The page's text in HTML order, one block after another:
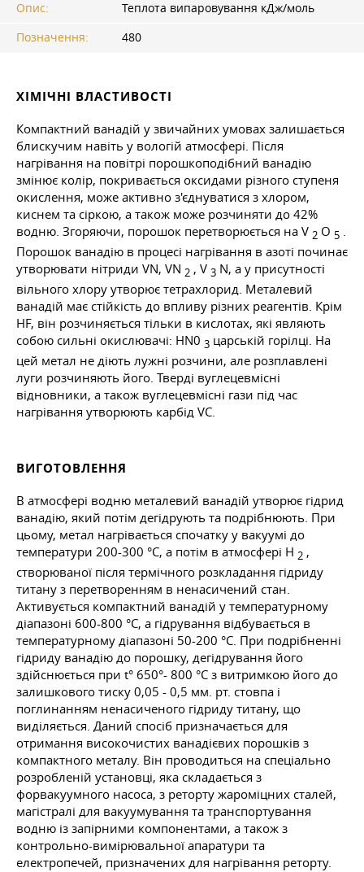
Опис:
Теплота випаровування кДж/моль
Позначення:
480
ХІМІЧНІ ВЛАСТИВОСТІ
Компактний ванадій у звичайних умовах залишається
блискучим навіть у вологій атмосфері. Після
нагрівання на повітрі порошкоподібний ванадію
змінює колір, покривається оксидами різного ступеня
окислення, може активно з'єднуватися з хлором,
киснем та сіркою, а також може розчиняти до 42%
водню. Згоряючи, порошок перетворюється на V 2 O 5 .
Порошок ванадію в процесі нагрівання в азоті починає
утворювати нітриди VN, VN 2 , V 3 N, а у присутності
вільного хлору утворює тетрахлорид. Металевий
ванадій має стійкість до впливу різних реагентів. Крім
HF, він розчиняється тільки в кислотах, які являють
собою сильні окислювачі: HN0 3 царській горілці. На
цей метал не діють лужні розчини, але розплавлені
луги розчиняють його. Тверді вуглецевмісні
відновники, а також вуглецевмісні гази під час
нагрівання утворюють карбід VC.
ВИГОТОВЛЕННЯ
В атмосфері водню металевий ванадій утворює гідрид
ванадію, який потім дегідрують та подрібнюють. При
цьому, метал нагрівається спочатку у вакуумі до
температури 200-300 °C, а потім в атмосфері Н 2 ,
створюваної після термічного розкладання гідриду
титану з перетворенням в ненасичений стан.
Активується компактний ванадій у температурному
діапазоні 600-800 °C, а гідрування відбувається в
температурному діапазоні 50-200 °C. При подрібненні
гідриду ванадію до порошку, дегідрування його
здійснюється при t° 650°- 800 °C з витримкою його до
залишкового тиску 0,05 - 0,5 мм. рт. стовпа і
поглинанням ненасиченого гідриду титану, що
виділяється. Даний спосіб призначається для
отримання високочистих ванадієвих порошків з
компактного металу. Він проводиться на спеціально
розробленій установці, яка складається з
форвакуумного насоса, з реторту жароміцних сталей,
магістралі для вакуумування та транспортування
водню із запірними компонентами, а також з
контрольно-вимірювальної апаратури та
електропечей, призначених для нагрівання реторту.